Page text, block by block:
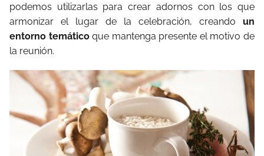
podemos utilizarlas para crear adornos con los que
armonizar el lugar de la celebración, creando un
entorno temáticoque mantenga presente el motivo de
la reunión.